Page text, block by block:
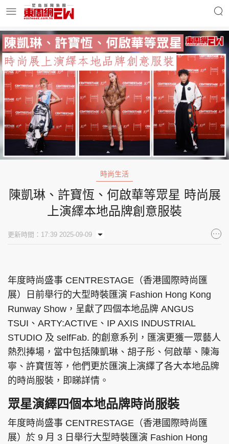
明星名人 時事財經
東周Ladies 優享生活
會員活動
玄學靈異 東周專欄
東周刊 cazbuyer 東Touch
PCM 電腦廣場 星島頭條 星島日報
頭條日報 星島環球 The Standard
時尚生活
陳凱琳、許寶恆、何啟華等眾星 時尚展
上演繹本地品牌創意服裝
更新時間：17:39 2025-09-09
年度時尚盛事 CENTRESTAGE（香港國際時尚匯
展）日前舉行的大型時裝匯演 Fashion Hong Kong
Runway Show，呈獻了四個本地品牌 ANGUS
TSUI、ARTY:ACTIVE、IP AXIS INDUSTRIAL
STUDIO 及 selfFab. 的創意系列，匯演更獲一眾藝人
熱烈捧場，當中包括陳凱琳、胡子彤、何啟華、陳海
寧、許寶恆等，他們更於匯演上演繹了各大本地品牌
的時尚服裝，即睇詳情。
眾星演繹四個本地品牌時尚服裝
年度時尚盛事 CENTRESTAGE（香港國際時尚匯
展）於 9 月 3 日舉行大型時裝匯演 Fashion Hong